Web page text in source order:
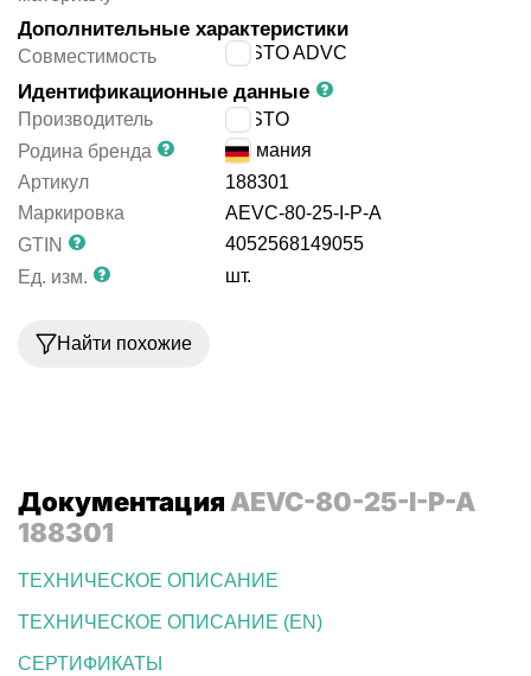
Дополнительные характеристики
Совместимость FESTO ADVC
Идентификационные данные
Производитель
FESTO
Родина бренда
Германия
Артикул
188301
Маркировка
AEVC-80-25-I-P-A
GTIN
4052568149055
Ед. изм.
шт.
Найти похожие
ДокументацияAEVC-80-25-I-P-A
188301
ТЕХНИЧЕСКОЕ ОПИСАНИЕ
ТЕХНИЧЕСКОЕ ОПИСАНИЕ (EN)
СЕРТИФИКАТЫ